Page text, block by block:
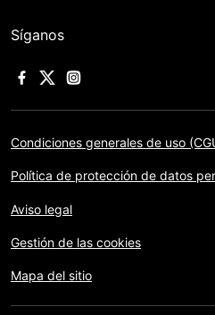
Síganos
Condiciones generales de uso
Política de protección de datos
Aviso legal
Gestión de las cookies
Mapa del sitio